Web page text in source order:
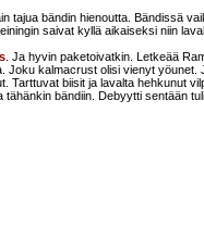
tajua bändin hienoutta. Bändissä
saivat kyllä aikaiseksi niin
. Ja hyvin paketoivatkin. Letkeää
Joku kalmacrust olisi vienyt yöunet.
Tarttuvat biisit ja lavalta hehkunut
bändiin. Debyytti sentään